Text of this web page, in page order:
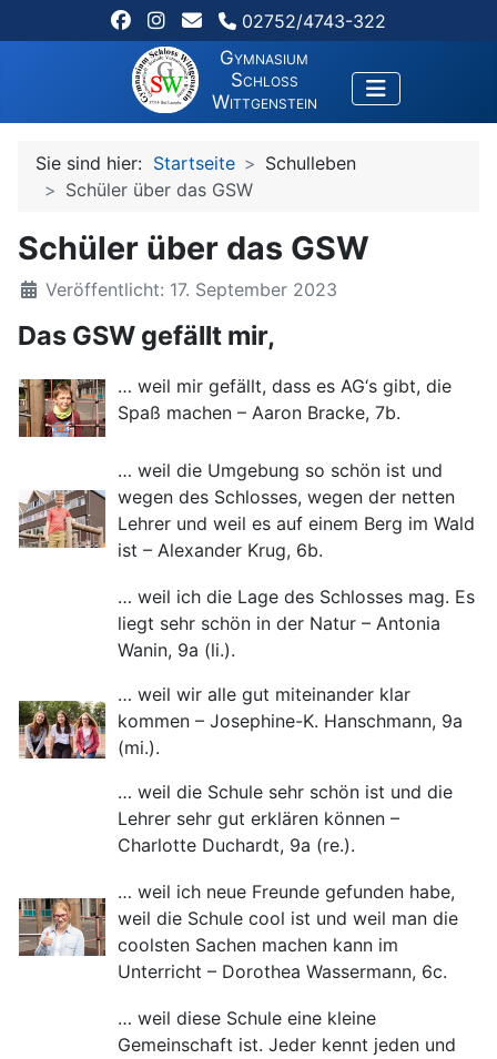
02752/4743-322
Gymnasium
Schloss
Wittgenstein
Sie sind hier: Startseite
Schulleben
Schüler über das GSW
Schüler über das GSW
Veröffentlicht: 17. September 2023
Das GSW gefällt mir,
… weil mir gefällt, dass es AG‘s gibt, die
Spaß machen – Aaron Bracke, 7b.
… weil die Umgebung so schön ist und
wegen des Schlosses, wegen der netten
Lehrer und weil es auf einem Berg im Wald
ist – Alexander Krug, 6b.
… weil ich die Lage des Schlosses mag. Es
liegt sehr schön in der Natur – Antonia
Wanin, 9a (li.).
… weil wir alle gut miteinander klar
kommen – Josephine-K. Hanschmann, 9a
(mi.).
… weil die Schule sehr schön ist und die
Lehrer sehr gut erklären können –
Charlotte Duchardt, 9a (re.).
… weil ich neue Freunde gefunden habe,
weil die Schule cool ist und weil man die
coolsten Sachen machen kann im
Unterricht – Dorothea Wassermann, 6c.
… weil diese Schule eine kleine
Gemeinschaft ist. Jeder kennt jeden und